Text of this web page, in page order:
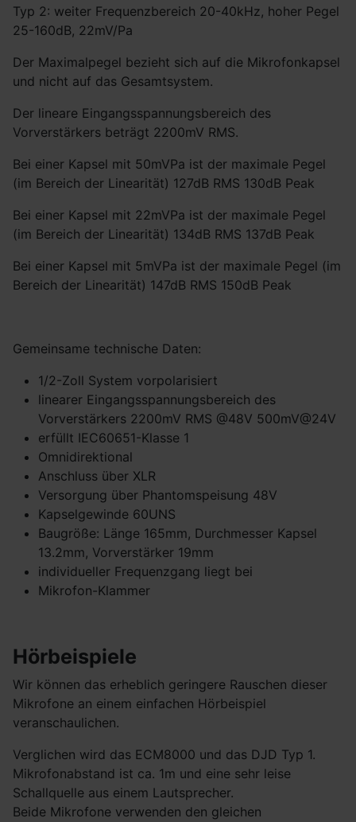
Typ 2: weiter Frequenzbereich 20-40kHz, hoher Pegel
25-160dB, 22mV/Pa
Der Maximalpegel bezieht sich auf die Mikrofonkapsel
und nicht auf das Gesamtsystem.
Der lineare Eingangsspannungsbereich des
Vorverstärkers beträgt 2200mV RMS.
Bei einer Kapsel mit 50mVPa ist der maximale Pegel
(im Bereich der Linearität) 127dB RMS 130dB Peak
Bei einer Kapsel mit 22mVPa ist der maximale Pegel
(im Bereich der Linearität) 134dB RMS 137dB Peak
Bei einer Kapsel mit 5mVPa ist der maximale Pegel (im
Bereich der Linearität) 147dB RMS 150dB Peak
Gemeinsame technische Daten:
1/2-Zoll System vorpolarisiert
linearer Eingangsspannungsbereich des
Vorverstärkers 2200mV RMS @48V 500mV@24V
erfüllt IEC60651-Klasse 1
Omnidirektional
Anschluss über XLR
Versorgung über Phantomspeisung 48V
Kapselgewinde 60UNS
Baugröße: Länge 165mm, Durchmesser Kapsel
13.2mm, Vorverstärker 19mm
individueller Frequenzgang liegt bei
Mikrofon-Klammer
Hörbeispiele
Wir können das erheblich geringere Rauschen dieser
Mikrofone an einem einfachen Hörbeispiel
veranschaulichen.
Verglichen wird das ECM8000 und das DJD Typ 1.
Mikrofonabstand ist ca. 1m und eine sehr leise
Schallquelle aus einem Lautsprecher.
Beide Mikrofone verwenden den gleichen